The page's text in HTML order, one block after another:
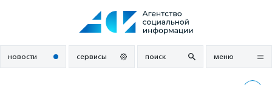
новости сервисы поиск меню